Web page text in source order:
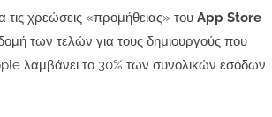
τις χρεώσεις «προμήθειας» του App Store
των τελών για τους δημιουργούς που
λαμβάνει το 30% των συνολικών εσόδων